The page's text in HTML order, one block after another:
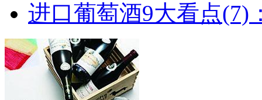
进口葡萄酒9大看点(7)